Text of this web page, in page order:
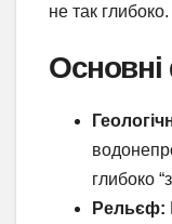
не так глибоко.
глибоко
Рельєф: